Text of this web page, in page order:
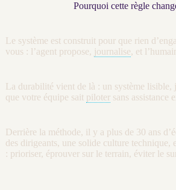
Pourquoi cette règle
Le système est construit pour que rien
vous : l’agent propose, journalise, et
La durabilité vient de là : un système lisible,
que votre équipe sait pilotersans assistance
Derrière la méthode, il y a plus de 30 ans
des dirigeants, une solide culture technique,
: prioriser, éprouver sur le terrain, éviter le